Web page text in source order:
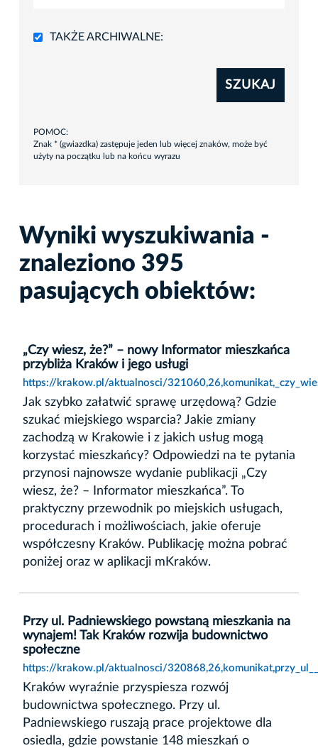
TAKŻE ARCHIWALNE:
SZUKAJ
POMOC:
Znak * (gwiazdka) zastępuje jeden lub więcej znaków, może być
użyty na początku lub na końcu wyrazu
Wyniki wyszukiwania -
znaleziono 395
pasujących obiektów:
„Czy wiesz, że?” – nowy Informator mieszkańca
przybliża Kraków i jego usługi
https://krakow.pl/aktualnosci/
Jak szybko załatwić sprawę urzędową? Gdzie
szukać miejskiego wsparcia? Jakie zmiany
zachodzą w Krakowie i z jakich usług mogą
korzystać mieszkańcy? Odpowiedzi na te pytania
przynosi najnowsze wydanie publikacji „Czy
wiesz, że? – Informator mieszkańca”. To
praktyczny przewodnik po miejskich usługach,
procedurach i możliwościach, jakie oferuje
współczesny Kraków. Publikację można pobrać
poniżej oraz w aplikacji mKraków.
Przy ul. Padniewskiego powstaną mieszkania na
wynajem! Tak Kraków rozwija budownictwo
społeczne
https://krakow.pl/aktualnosci/
Kraków wyraźnie przyspiesza rozwój
budownictwa społecznego. Przy ul.
Padniewskiego ruszają prace projektowe dla
osiedla, gdzie powstanie 148 mieszkań o